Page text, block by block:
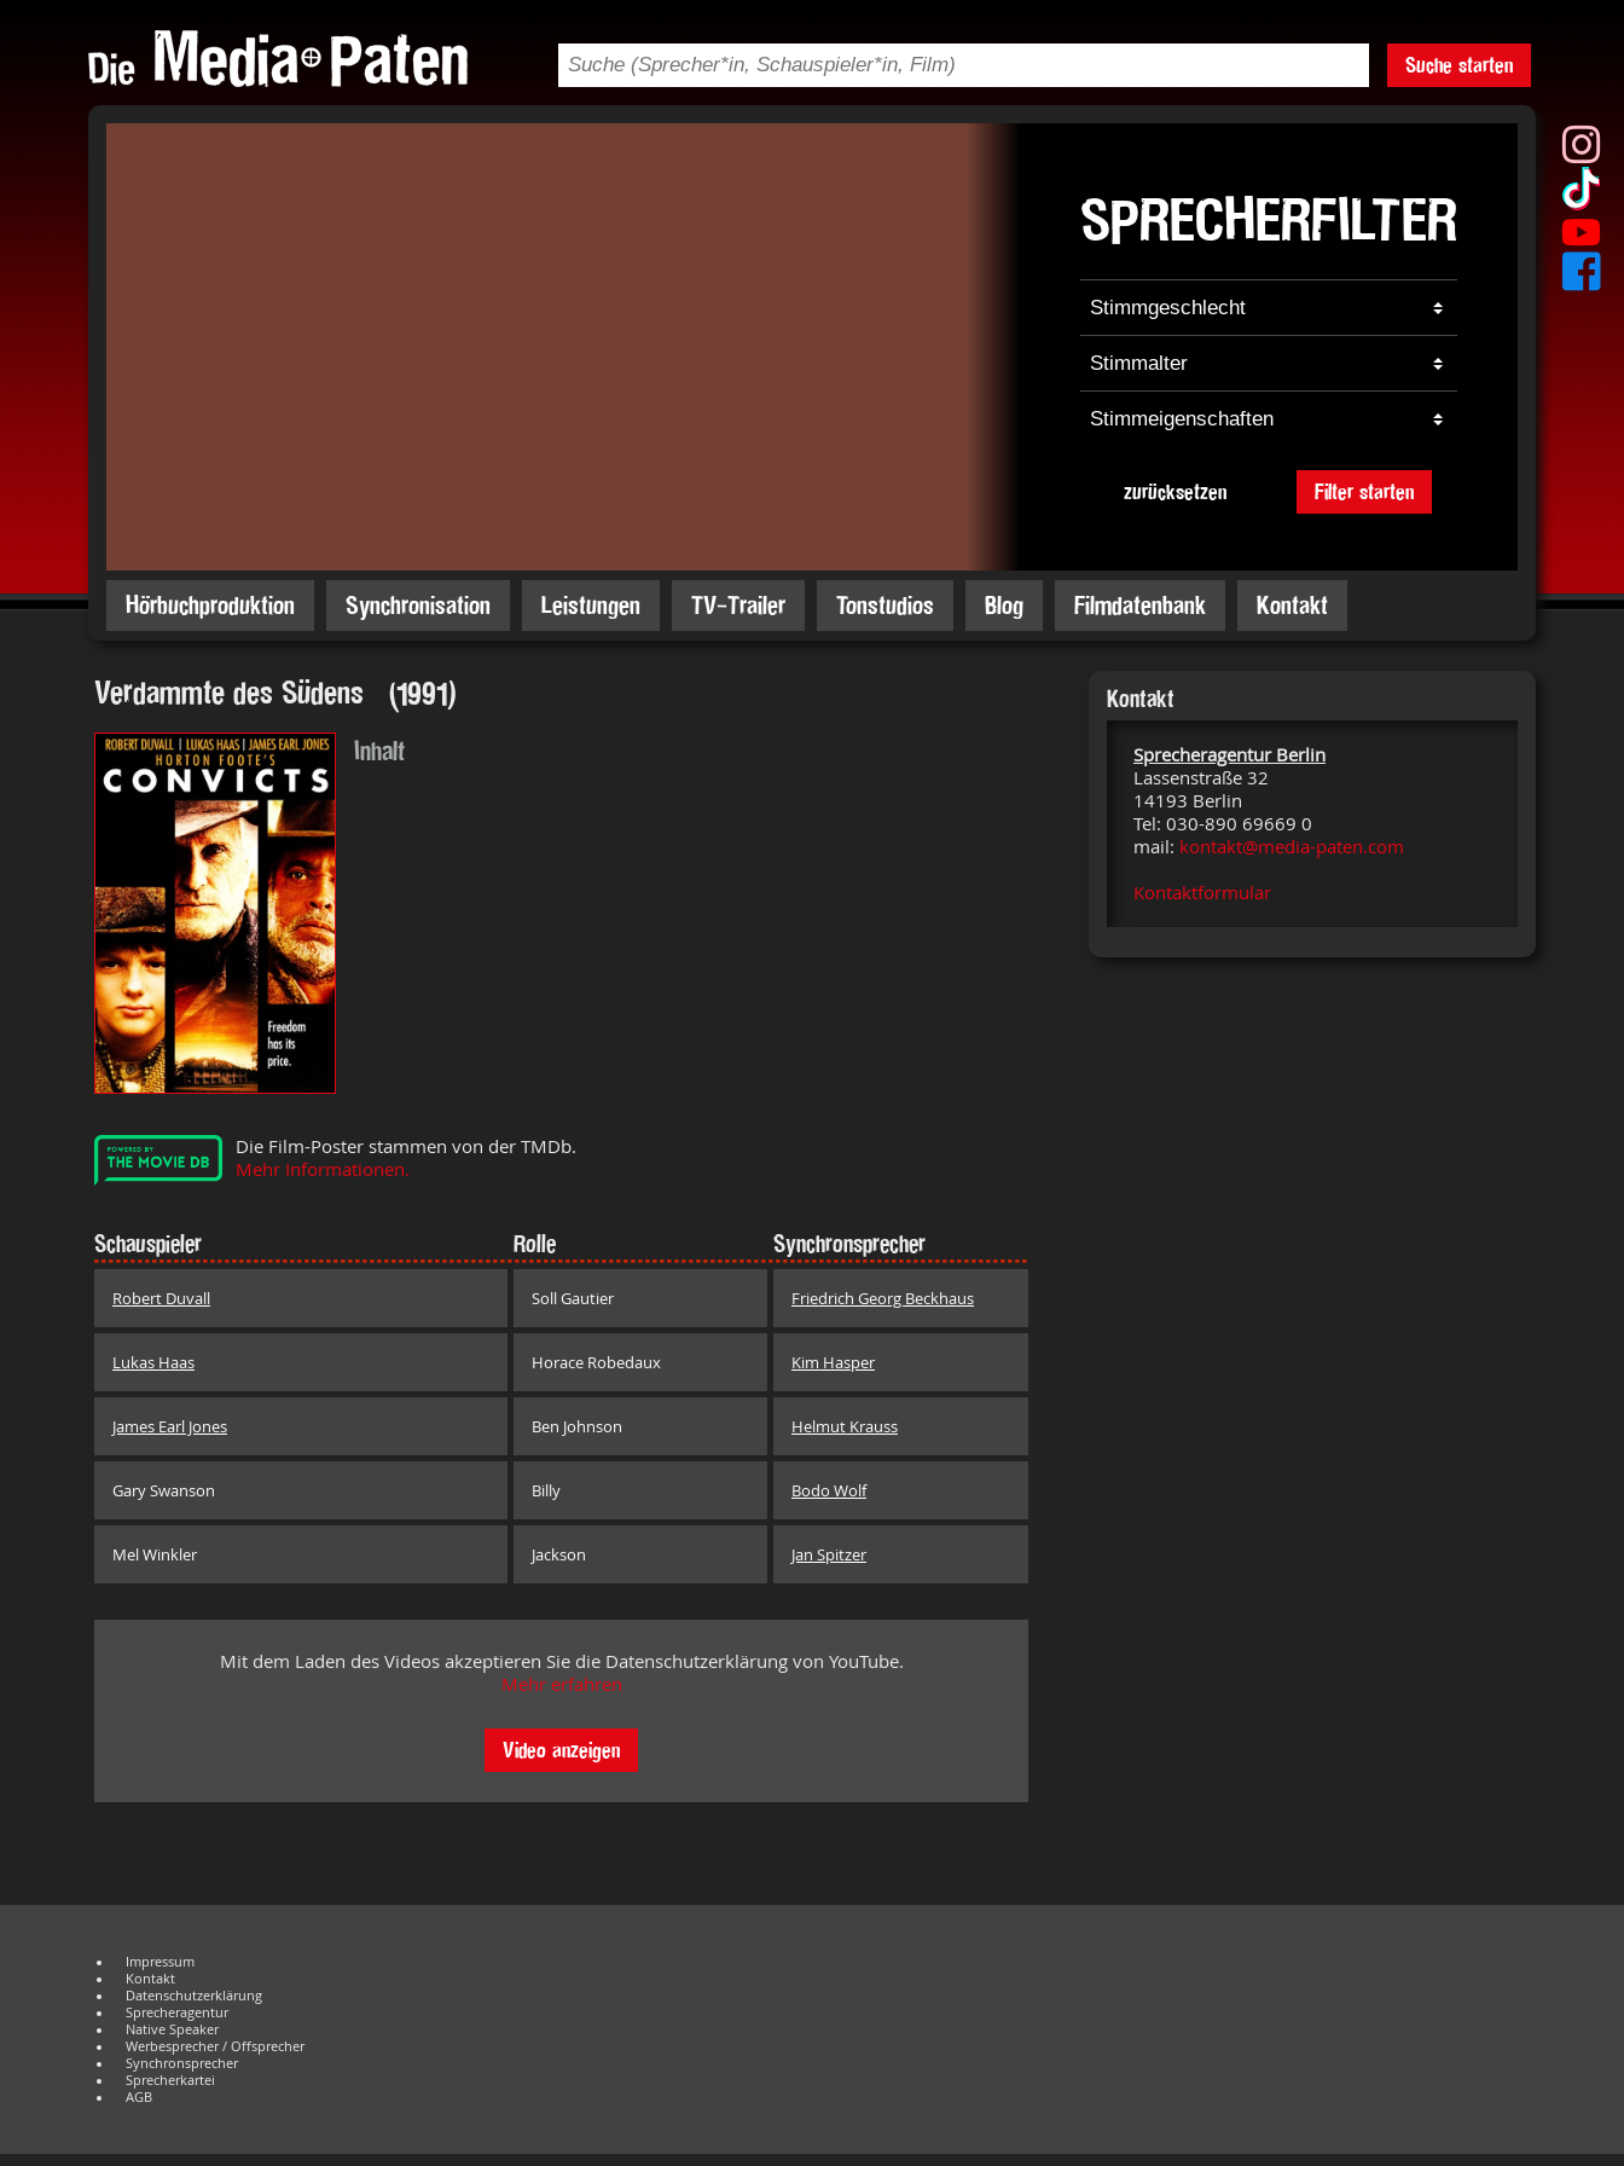
Suche starten
SPRECHERFILTER
zurücksetzen Filter starten
Hörbuchproduktion Synchronisation Leistungen TV-Trailer Tonstudios Blog Filmdatenbank Kontakt
Verdammte des Südens (1991)
Inhalt
Die Film-Poster stammen von der TMDb.
Mehr Informationen.
Schauspieler Rolle Synchronsprecher
Robert Duvall Soll Gautier Friedrich Georg Beckhaus
Lukas Haas Horace Robedaux Kim Hasper
James Earl Jones Ben Johnson Helmut Krauss
Gary Swanson Billy Bodo Wolf
Mel Winkler Jackson Jan Spitzer
Mit dem Laden des Videos akzeptieren Sie die Datenschutzerklärung von YouTube.
Mehr erfahren
Video anzeigen
Kontakt
Sprecheragentur Berlin
Lassenstraße 32
14193 Berlin
Tel: 030-890 69669 0
mail: kontakt@media-paten.com
Kontaktformular
Impressum
Kontakt
Datenschutzerklärung
Sprecheragentur
Native Speaker
Werbesprecher / Offsprecher
Synchronsprecher
Sprecherkartei
AGB